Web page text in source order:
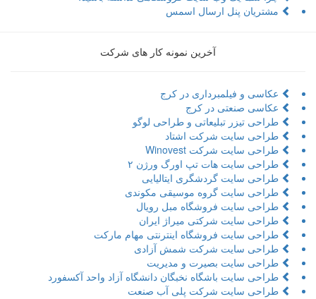
مشتریان پنل ارسال اسمس
آخرین نمونه کار های شرکت
عکاسی و فیلمبرداری در کرج
عکاسی صنعتی در کرج
طراحی تیزر تبلیعاتی و طراحی لوگو
طراحی سایت شرکت اشتاد
طراحی سایت شرکت Winovest
طراحی سایت هات تپ اورگ ورژن ۲
طراحی سایت گردشگری ایتالیایی
طراحی سایت گروه موسیقی مکوندی
طراحی سایت فروشگاه مبل رویال
طراحی سایت شرکتی میراژ ایران
طراحی سایت فروشگاه اینترنتی مهام مارکت
طراحی سایت شرکت شمش آزادی
طراحی سایت بصیرت و مدیریت
طراحی سایت باشگاه نخبگان دانشگاه آزاد واحد آکسفورد
طراحی سایت شرکت پلی آب صنعت